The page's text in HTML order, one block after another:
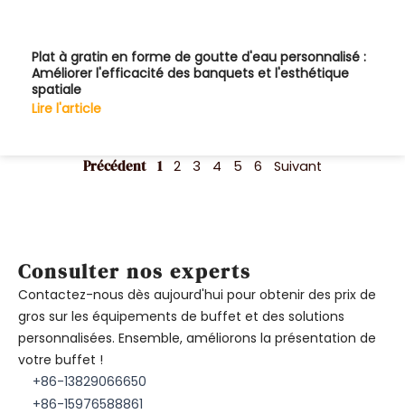
Plat à gratin en forme de goutte d'eau personnalisé :
Améliorer l'efficacité des banquets et l'esthétique
spatiale
Lire l'article
Précédent 1 2 3 4 5 6 Suivant
Consulter nos experts
Contactez-nous dès aujourd'hui pour obtenir des prix de
gros sur les équipements de buffet et des solutions
personnalisées. Ensemble, améliorons la présentation de
votre buffet !
+86-13829066650
+86-15976588861